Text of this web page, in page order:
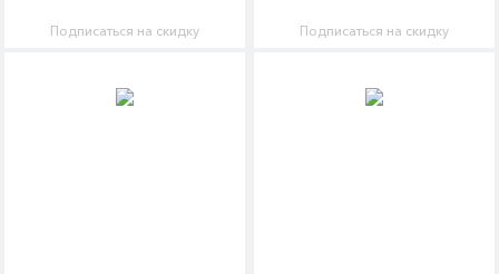
Подписаться на скидку Подписаться на скидку